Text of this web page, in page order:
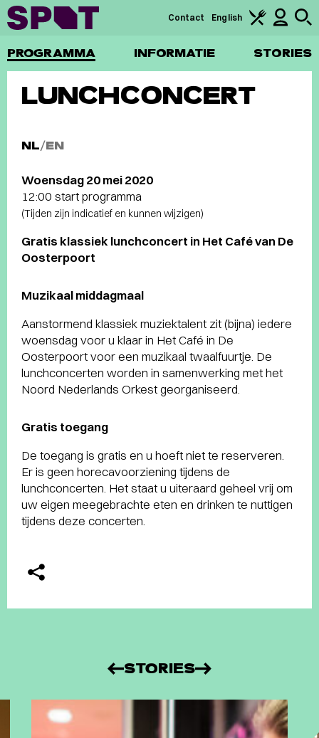
PROGRAMMA INFORMATIE STORIES
Contact English
LUNCHCONCERT
NL/EN
Woensdag 20 mei 2020
12:00 start programma
(Tijden zijn indicatief en kunnen wijzigen)
Gratis klassiek lunchconcert in Het Café van De
Oosterpoort
Muzikaal middagmaal
Aanstormend klassiek muziektalent zit (bijna) iedere
woensdag voor u klaar in Het Café in De
Oosterpoort voor een muzikaal twaalfuurtje. De
lunchconcerten worden in samenwerking met het
Noord Nederlands Orkest georganiseerd.
Gratis toegang
De toegang is gratis en u hoeft niet te reserveren.
Er is geen horecavoorziening tijdens de
lunchconcerten. Het staat u uiteraard geheel vrij om
uw eigen meegebrachte eten en drinken te nuttigen
tijdens deze concerten.
STORIES